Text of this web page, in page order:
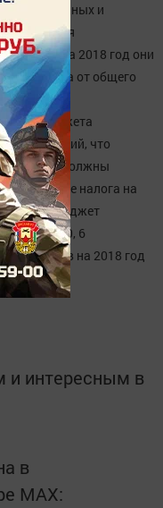
и
социальная
на 2018 год они
процента от общего
бюджета
предприятий, что
сборы должны
налога на
бюджет
в сумме 70, 6
акцизов на 2018 год
интересным в
в
MАХ: